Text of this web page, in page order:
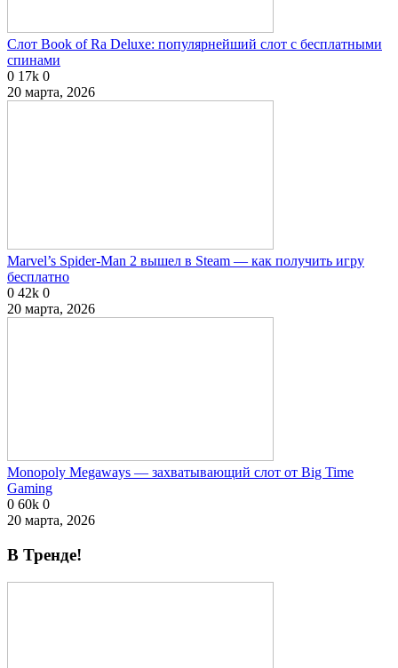
Слот Book of Ra Deluxe: популярнейший слот с бесплатными
спинами
0 17k 0
20 марта, 2026
Marvel’s Spider-Man 2 вышел в Steam — как получить игру
бесплатно
0 42k 0
20 марта, 2026
Monopoly Megaways — захватывающий слот от Big Time
Gaming
0 60k 0
20 марта, 2026
В Тренде!